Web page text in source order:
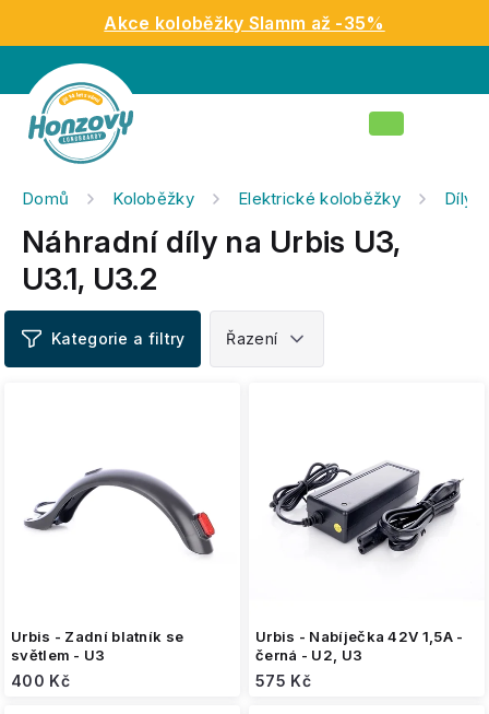
obsah
Akce koloběžky Slamm až -35%
Nákupní
Domů Koloběžky Elektrické koloběžky Díly
Náhradní díly na Urbis U3,
U3.1, U3.2
ý
p
d
u
Urbis - Zadní blatník se
světlem - U3
400 Kč
Urbis - Nabíječka 42V 1,5A -
černá - U2, U3
575 Kč